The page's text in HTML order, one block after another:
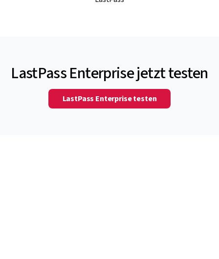
LastPass Enterprise jetzt testen
LastPass Enterprise testen